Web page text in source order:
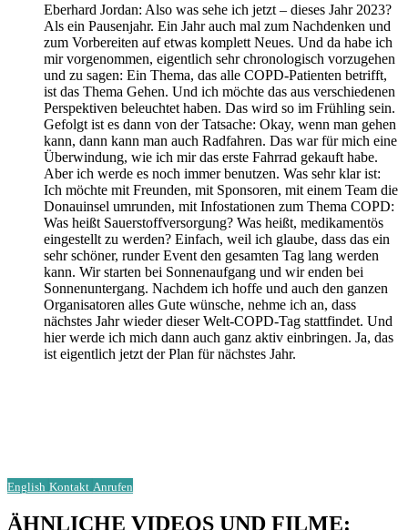
Eberhard Jordan: Also was sehe ich jetzt – dieses Jahr 2023?
Als ein Pausenjahr. Ein Jahr auch mal zum Nachdenken und
zum Vorbereiten auf etwas komplett Neues. Und da habe ich
mir vorgenommen, eigentlich sehr chronologisch vorzugehen
und zu sagen: Ein Thema, das alle COPD-Patienten betrifft,
ist das Thema Gehen. Und ich möchte das aus verschiedenen
Perspektiven beleuchtet haben. Das wird so im Frühling sein.
Gefolgt ist es dann von der Tatsache: Okay, wenn man gehen
kann, dann kann man auch Radfahren. Das war für mich eine
Überwindung, wie ich mir das erste Fahrrad gekauft habe.
Aber ich werde es noch immer benutzen. Was sehr klar ist:
Ich möchte mit Freunden, mit Sponsoren, mit einem Team die
Donauinsel umrunden, mit Infostationen zum Thema COPD:
Was heißt Sauerstoffversorgung? Was heißt, medikamentös
eingestellt zu werden? Einfach, weil ich glaube, dass das ein
sehr schöner, runder Event den gesamten Tag lang werden
kann. Wir starten bei Sonnenaufgang und wir enden bei
Sonnenuntergang. Nachdem ich hoffe und auch den ganzen
Organisatoren alles Gute wünsche, nehme ich an, dass
nächstes Jahr wieder dieser Welt-COPD-Tag stattfindet. Und
hier werde ich mich dann auch ganz aktiv einbringen. Ja, das
ist eigentlich jetzt der Plan für nächstes Jahr.
English Kontakt Anrufen
ÄHNLICHE VIDEOS UND FILME: